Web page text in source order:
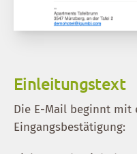
Einleitungstext
Die E-Mail beginnt
Eingangsbestätigung: